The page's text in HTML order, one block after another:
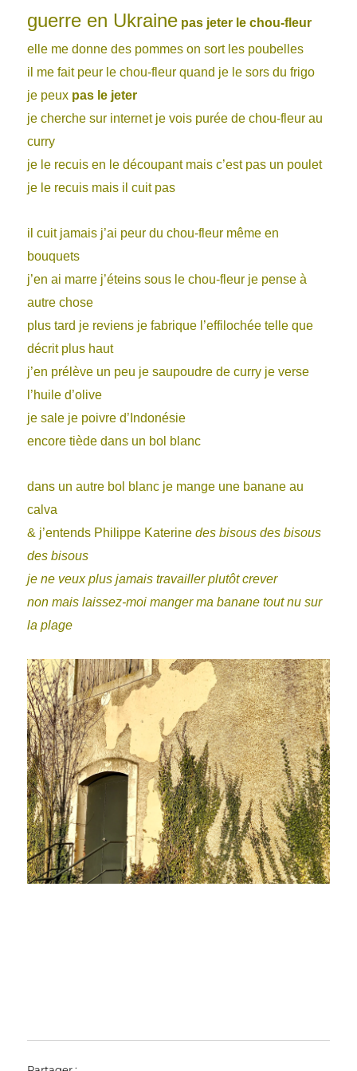
guerre en Ukraine pas jeter le chou-fleur
elle me donne des pommes on sort les poubelles
il me fait peur le chou-fleur quand je le sors du frigo
je peux pas le jeter
je cherche sur internet je vois purée de chou-fleur au
curry
je le recuis en le découpant mais c’est pas un poulet
je le recuis mais il cuit pas
il cuit jamais j’ai peur du chou-fleur même en
bouquets
j’en ai marre j’éteins sous le chou-fleur je pense à
autre chose
plus tard je reviens je fabrique l’effilochée telle que
décrit plus haut
j’en prélève un peu je saupoudre de curry je verse
l’huile d’olive
je sale je poivre d’Indonésie
encore tiède dans un bol blanc
dans un autre bol blanc je mange une banane au
calva
& j’entends Philippe Katerine des bisous des bisous
des bisous
je ne veux plus jamais travailler plutôt crever
non mais laissez-moi manger ma banane tout nu sur
la plage